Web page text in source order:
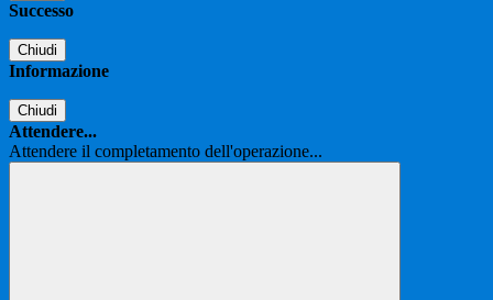
Successo
Chiudi
Informazione
Chiudi
Attendere...
Attendere il completamento dell'operazione...